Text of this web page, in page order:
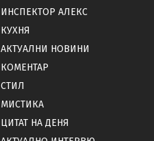
ИНСПЕКТОР АЛЕКС
КУХНЯ
АКТУАЛНИ НОВИНИ
КОМЕНТАР
СТИЛ
МИСТИКА
ЦИТАТ НА ДЕНЯ